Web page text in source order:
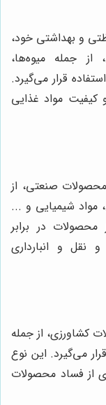
و بهداشتی خود،
از جمله میوه‌ها،
قرار می‌گیرد.
کیفیت مواد غذایی
محصولات صنعتی، از
مواد شیمیایی و ...
محصولات در برابر
و انبارداری
کشاورزی، از جمله
می‌گیرد. این نوع
از فساد محصولات